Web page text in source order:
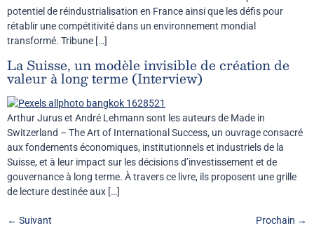
potentiel de réindustrialisation en France ainsi que les défis pour
rétablir une compétitivité dans un environnement mondial
transformé. Tribune […]
La Suisse, un modèle invisible de création de
valeur à long terme (Interview)
Arthur Jurus et André Lehmann sont les auteurs de Made in
Switzerland – The Art of International Success, un ouvrage consacré
aux fondements économiques, institutionnels et industriels de la
Suisse, et à leur impact sur les décisions d’investissement et de
gouvernance à long terme. À travers ce livre, ils proposent une grille
de lecture destinée aux […]
← Suivant Prochain →